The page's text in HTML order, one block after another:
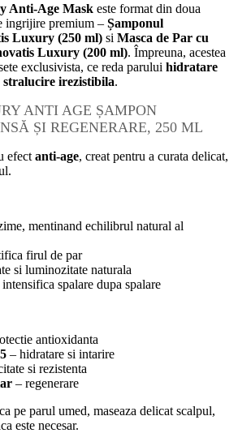
Anti-Age Mask este format din doua
ingrijire premium – Șamponul
Luxury (250 ml) si Masca de Par cu
Luxury (200 ml). Împreuna, acestea
exclusivista, ce reda parului hidratare
stralucire irezistibila.
ANTI AGE ȘAMPON
ȘI REGENERARE, 250 ML
efect anti-age, creat pentru a curata delicat,
mentinand echilibrul natural al
firul de par
si luminozitate naturala
spalare dupa spalare
antioxidanta
– hidratare si intarire
si rezistenta
– regenerare
pe parul umed, maseaza delicat scalpul,
este necesar.